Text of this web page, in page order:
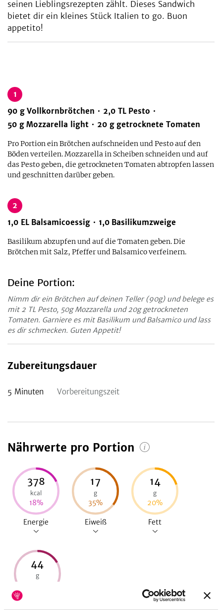
seinen Lieblingsrezepten zählt. Dieses Sandwich
bietet dir ein kleines Stück Italien to go. Buon
appetito!
1
90 g Vollkornbrötchen 2,0 TL Pesto
50 g Mozzarella light 20 g getrocknete Tomaten
Pro Portion ein Brötchen aufschneiden und Pesto auf den
Böden verteilen. Mozzarella in Scheiben schneiden und auf
das Pesto geben, die getrockneten Tomaten abtropfen lassen
und geschnitten darüber geben.
2
1,0 EL Balsamicoessig 1,0 Basilikumzweige
Basilikum abzupfen und auf die Tomaten geben. Die
Brötchen mit Salz, Pfeffer und Balsamico verfeinern.
Deine Portion:
Nimm dir ein Brötchen auf deinen Teller (90g) und belege es
mit 2 TL Pesto, 50g Mozzarella und 20g getrockneten
Tomaten. Garniere es mit Basilikum und Balsamico und lass
es dir schmecken. Guten Appetit!
Zubereitungsdauer
5 Minuten Vorbereitungszeit
Nährwerte pro Portion
378
kcal
18%
Energie
17
g
35%
Eiweiß
14
g
20%
Fett
44
g